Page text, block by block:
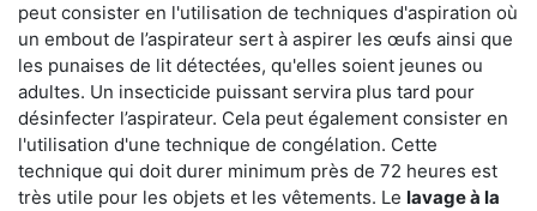
peut consister en l'utilisation de techniques d'aspiration où
un embout de l’aspirateur sert à aspirer les œufs ainsi que
les punaises de lit détectées, qu'elles soient jeunes ou
adultes. Un insecticide puissant servira plus tard pour
désinfecter l’aspirateur. Cela peut également consister en
l'utilisation d'une technique de congélation. Cette
technique qui doit durer minimum près de 72 heures est
très utile pour les objets et les vêtements. Le lavage à la